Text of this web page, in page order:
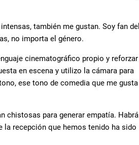
también me gustan. Soy fan del
no importa el género.
cinematográfico propio y reforzar
en escena y utilizo la cámara para
ese tono de comedia que me gusta
chistosas para generar empatía. Habrá
la recepción que hemos tenido ha sido